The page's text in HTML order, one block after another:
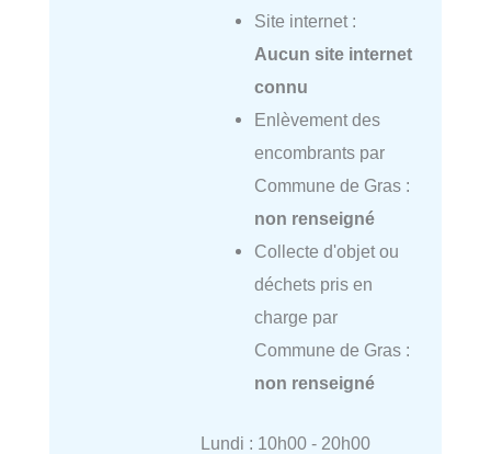
Site internet :
Aucun site internet
connu
Enlèvement des
encombrants par
Commune de Gras :
non renseigné
Collecte d'objet ou
déchets pris en
charge par
Commune de Gras :
non renseigné
Lundi : 10h00 - 20h00